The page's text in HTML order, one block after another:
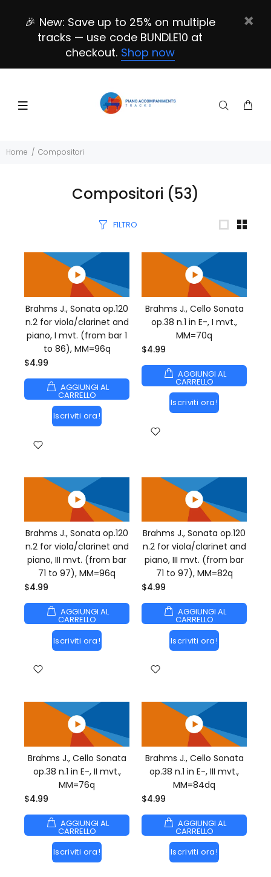
🎉 New: Save up to 25% on multiple
tracks — use code BUNDLE10 at
checkout. Shop now
Home Compositori
Compositori (53)
FILTRO
Brahms J., Sonata op.120
n.2 for viola/clarinet and
piano, I mvt. (from bar 1
to 86), MM=96q
$4.99
AGGIUNGI AL
CARRELLO
Iscriviti ora!
Brahms J., Cello Sonata
op.38 n.1 in E-, I mvt.,
MM=70q
$4.99
AGGIUNGI AL
CARRELLO
Iscriviti ora!
Brahms J., Sonata op.120
n.2 for viola/clarinet and
piano, III mvt. (from bar
71 to 97), MM=96q
$4.99
AGGIUNGI AL
CARRELLO
Iscriviti ora!
Brahms J., Sonata op.120
n.2 for viola/clarinet and
piano, III mvt. (from bar
71 to 97), MM=82q
$4.99
AGGIUNGI AL
CARRELLO
Iscriviti ora!
Brahms J., Cello Sonata
op.38 n.1 in E-, II mvt.,
MM=76q
$4.99
AGGIUNGI AL
CARRELLO
Iscriviti ora!
Brahms J., Cello Sonata
op.38 n.1 in E-, III mvt.,
MM=84dq
$4.99
AGGIUNGI AL
CARRELLO
Iscriviti ora!